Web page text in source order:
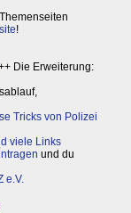
!
Die Erweiterung:
Tricks von Polizei
viele Links
und du
e.V.